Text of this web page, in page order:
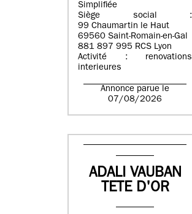
Simplifiée
Siège social :
99 Chaumartin le Haut
69560 Saint-Romain-en-Gal
881 897 995 RCS Lyon
Activité : renovations
interieures
Annonce parue le
07/08/2026
ADALI VAUBAN
TETE D'OR